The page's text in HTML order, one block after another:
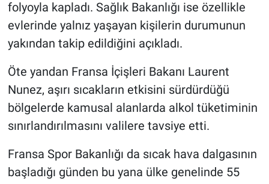
folyoyla kapladı. Sağlık Bakanlığı ise özellikle
evlerinde yalnız yaşayan kişilerin durumunun
yakından takip edildiğini açıkladı.
Öte yandan Fransa İçişleri Bakanı Laurent
Nunez, aşırı sıcakların etkisini sürdürdüğü
bölgelerde kamusal alanlarda alkol tüketiminin
sınırlandırılmasını valilere tavsiye etti.
Fransa Spor Bakanlığı da sıcak hava dalgasının
başladığı günden bu yana ülke genelinde 55